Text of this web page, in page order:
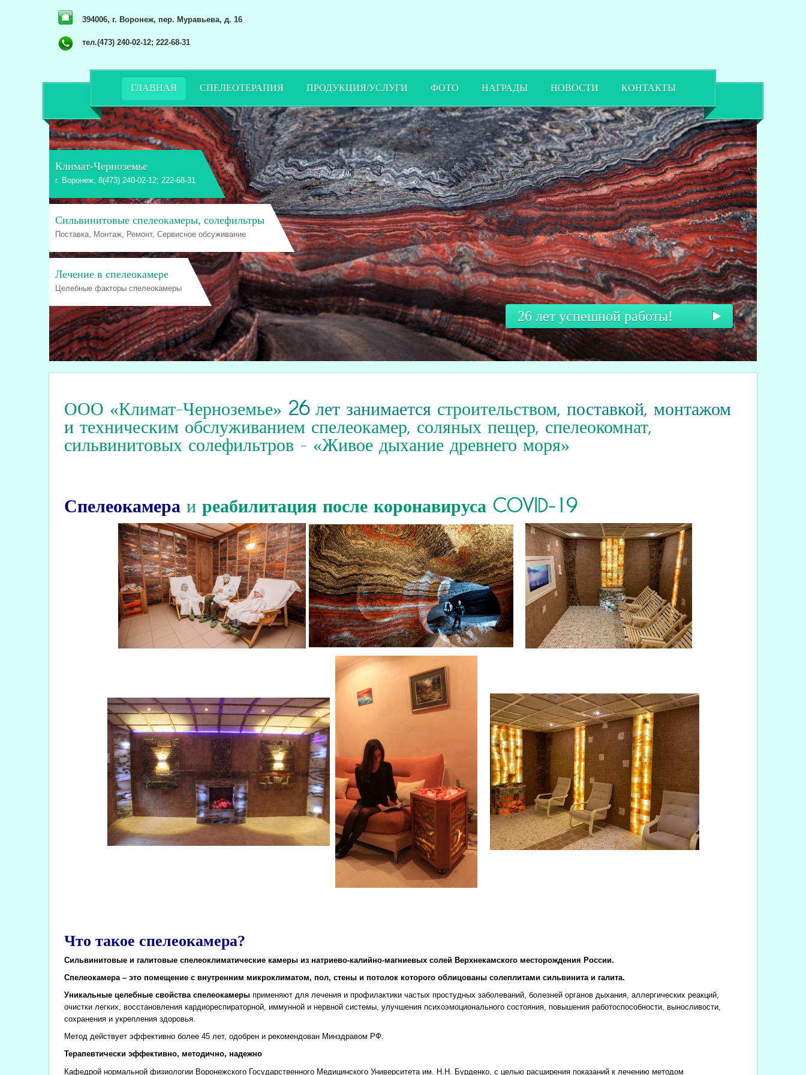
394006, г. Воронеж, пер. Муравьева, д. 16
тел.(473) 240-02-12; 222-68-31
ГЛАВНАЯ СПЕЛЕОТЕРАПИЯ ПРОДУКЦИЯ/УСЛУГИ ФОТО НАГРАДЫ НОВОСТИ КОНТАКТЫ
26 лет успешной работы!
Климат-Черноземье
г. Воронеж, 8(473) 240-02-12; 222-68-31
Сильвинитовые спелеокамеры, солефильтры
Поставка, Монтаж, Ремонт, Сервисное обсуживание
Лечение в спелеокамере
Целебные факторы спелеокамеры
ООО «Климат-Черноземье» 26лет занимается строительством, поставкой, монтажом
и техническим обслуживанием спелеокамер, соляных пещер, спелеокомнат,
сильвинитовых солефильтров - «Живое дыхание древнего моря»
Спелеокамера и реабилитация после коронавируса COVID-19
Что такое спелеокамера?
Сильвинитовые и галитовые спелеоклиматические камеры из натриево-калийно-магниевых солей Верхнекамского месторождения России.
Спелеокамера – это помещение с внутренним микроклиматом, пол, стены и потолок которого облицованы солеплитами сильвинита и галита.
Уникальные целебные свойства спелеокамеры применяют для лечения и профилактики частых простудных заболеваний, болезней органов дыхания, аллергических реакций,
очистки легких, восстановления кардиореспираторной, иммунной и нервной системы, улучшения психоэмоционального состояния, повышения работоспособности, выносливости,
сохранения и укрепления здоровья.
Метод действует эффективно более 45 лет, одобрен и рекомендован Минздравом РФ.
Терапевтически эффективно, методично, надежно
Кафедрой нормальной физиологии Воронежского Государственного Медицинского Университета им. Н.Н. Бурденко, с целью расширения показаний к лечению методом